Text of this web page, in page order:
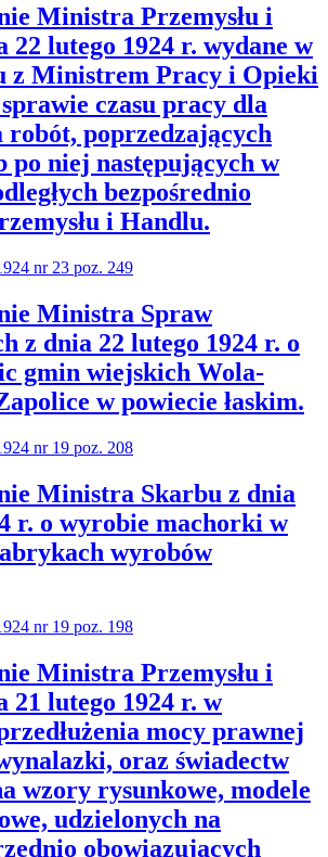
Ministra Przemysłu i
22 lutego 1924 r. wydane w
z Ministrem Pracy i Opieki
sprawie czasu pracy dla
robót, poprzedzających
po niej następujących w
bezpośrednio
i Handlu.
nr 23 poz. 249
Ministra Spraw
z dnia 22 lutego 1924 r. o
gmin wiejskich Wola-
w powiecie łaskim.
nr 19 poz. 208
Ministra Skarbu z dnia
r. o wyrobie machorki w
wyrobów
nr 19 poz. 198
Ministra Przemysłu i
21 lutego 1924 r. w
mocy prawnej
oraz świadectw
wzory rysunkowe, modele
udzielonych na
obowiązujących